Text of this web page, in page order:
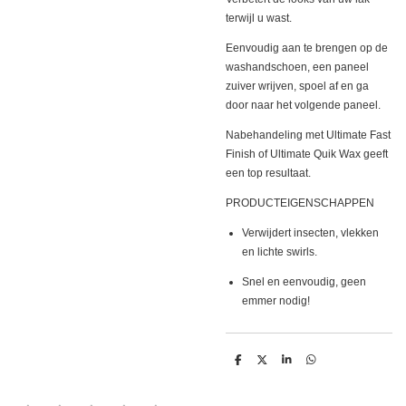
terwijl u wast.
Eenvoudig aan te brengen op de
washandschoen, een paneel
zuiver wrijven, spoel af en ga
door naar het volgende paneel.
Nabehandeling met Ultimate Fast
Finish of Ultimate Quik Wax geeft
een top resultaat.
PRODUCTEIGENSCHAPPEN
Verwijdert insecten, vlekken
en lichte swirls.
Snel en eenvoudig, geen
emmer nodig!
D
D
S
D